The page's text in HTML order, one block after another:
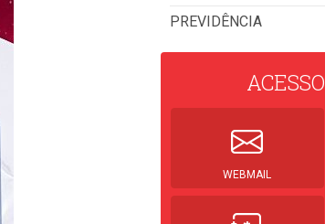
PREVIDÊNCIA
ACESSO
WEBMAIL